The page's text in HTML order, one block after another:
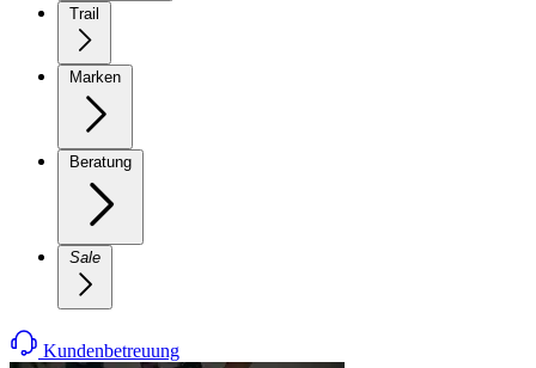
Trail
Marken
Beratung
Sale
Kundenbetreuung